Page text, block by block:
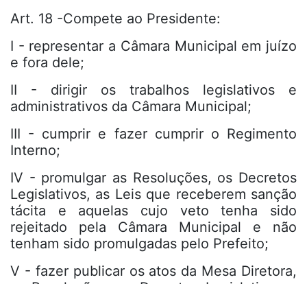
Art. 18 -Compete ao Presidente:
I - representar a Câmara Municipal em juízo
e fora dele;
II - dirigir os trabalhos legislativos e
administrativos da Câmara Municipal;
III - cumprir e fazer cumprir o Regimento
Interno;
IV - promulgar as Resoluções, os Decretos
Legislativos, as Leis que receberem sanção
tácita e aquelas cujo veto tenha sido
rejeitado pela Câmara Municipal e não
tenham sido promulgadas pelo Prefeito;
V - fazer publicar os atos da Mesa Diretora,